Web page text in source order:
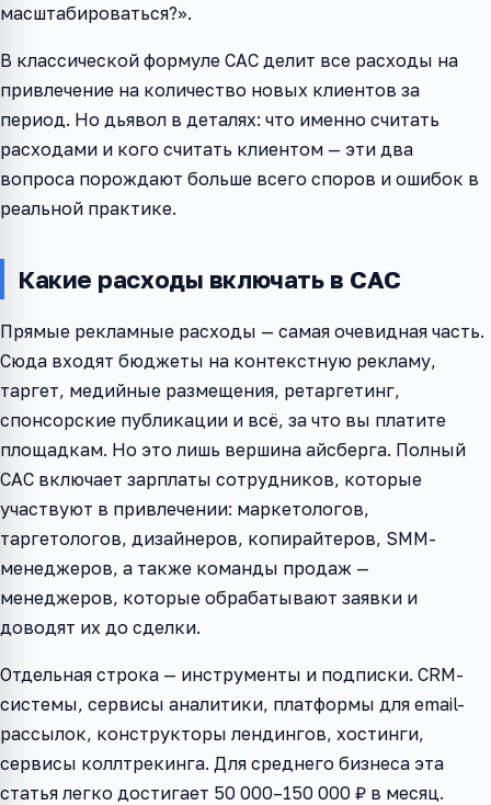
масштабироваться?».
В классической формуле CAC делит все расходы на
привлечение на количество новых клиентов за
период. Но дьявол в деталях: что именно считать
расходами и кого считать клиентом — эти два
вопроса порождают больше всего споров и ошибок в
реальной практике.
Какие расходы включать в CAC
Прямые рекламные расходы — самая очевидная часть.
Сюда входят бюджеты на контекстную рекламу,
таргет, медийные размещения, ретаргетинг,
спонсорские публикации и всё, за что вы платите
площадкам. Но это лишь вершина айсберга. Полный
CAC включает зарплаты сотрудников, которые
участвуют в привлечении: маркетологов,
таргетологов, дизайнеров, копирайтеров, SMM-
менеджеров, а также команды продаж —
менеджеров, которые обрабатывают заявки и
доводят их до сделки.
Отдельная строка — инструменты и подписки. CRM-
системы, сервисы аналитики, платформы для email-
рассылок, конструкторы лендингов, хостинги,
сервисы коллтрекинга. Для среднего бизнеса эта
статья легко достигает 50 000–150 000 ₽ в месяц.